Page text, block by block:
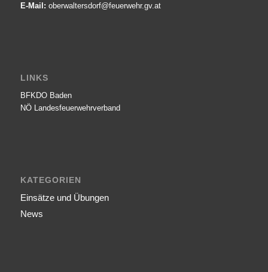
E-Mail: oberwaltersdorf@­feuerwehr.gv.at
LINKS
BFKDO Baden
NÖ Landesfeuerwehr­verband
KATEGORIEN
Einsätze und Übungen
News